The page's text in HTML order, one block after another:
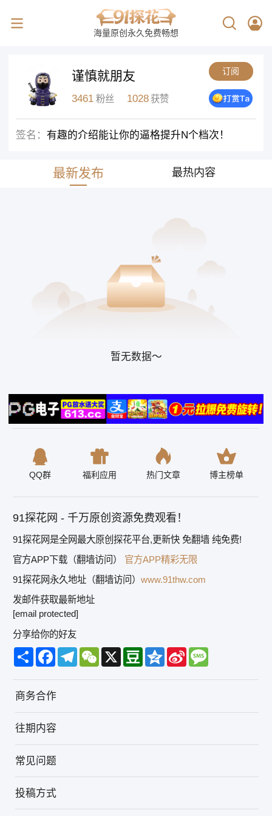
海量原创永久免费畅想
谨慎就朋友 订阅
3461 粉丝 1028 获赞
签名： 有趣的介绍能让你的逼格提升N个档次！
最新发布 最热内容
暂无数据～
QQ群 福利应用 热门文章 博主榜单
91探花网 - 千万原创资源免费观看！
91探花网是全网最大原创探花平台,更新快 免翻墙 纯免费!
官方APP下载（翻墙访问）
官方APP精彩无限
91探花网永久地址（翻墙访问） www.91thw.com
发邮件获取最新地址
[email protected]
分享给你的好友
Share FacebookTelegramWeChat
X DoubanQzoneSina
Weibo
Message
商务合作
往期内容
常见问题
投稿方式